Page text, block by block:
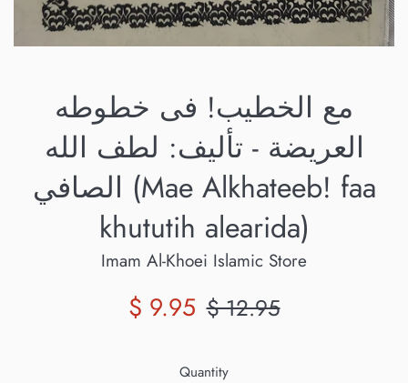
مع الخطيب! فى خطوطه
العريضة - تأليف: لطف الله
الصافي (Mae Alkhateeb! faa
khututih alearida)
Imam Al-Khoei Islamic Store
Sale
$ 9.95 Regular
$ 12.95
Quantity